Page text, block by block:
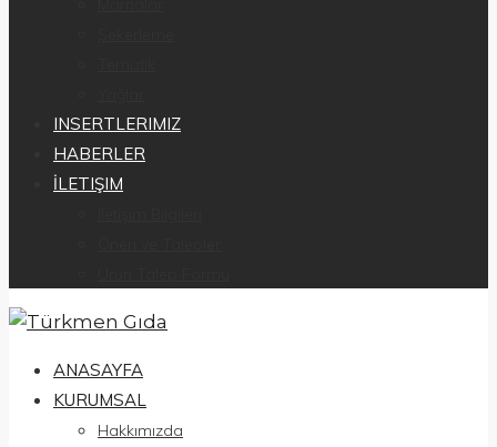
INSERTLERIMIZ
HABERLER
İLETIŞIM
ANASAYFA
KURUMSAL
Hakkımızda